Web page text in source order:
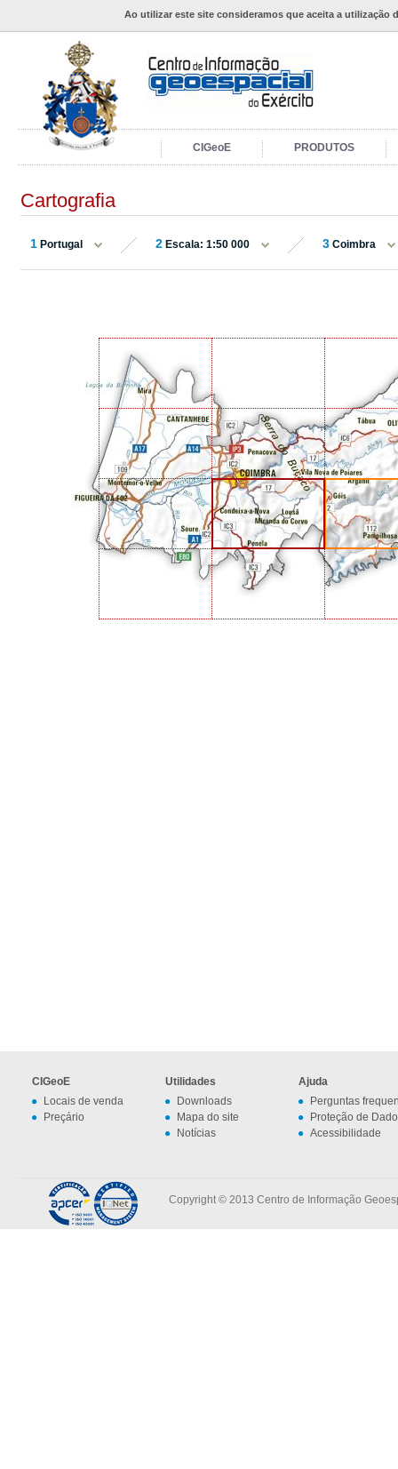
Ao utilizar este site consideramos que aceita a utilização
CIGeoE PRODUTOS
Cartografia
1 Portugal 2 Escala: 1:50 000 3 Coimbra
CIGeoE
Locais de venda
Preçário
Utilidades
Downloads
Mapa do site
Notícias
Ajuda
Perguntas
Proteção de
Acessibilidade
Copyright © 2013 Centro de Informação